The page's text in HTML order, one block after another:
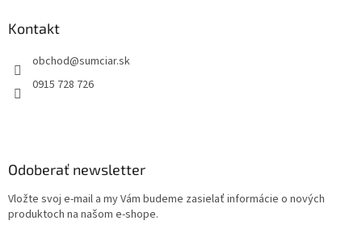
Kontakt
obchod@sumciar.sk
0915 728 726
Odoberať newsletter
Vložte svoj e-mail a my Vám budeme zasielať informácie o nových
produktoch na našom e-shope.